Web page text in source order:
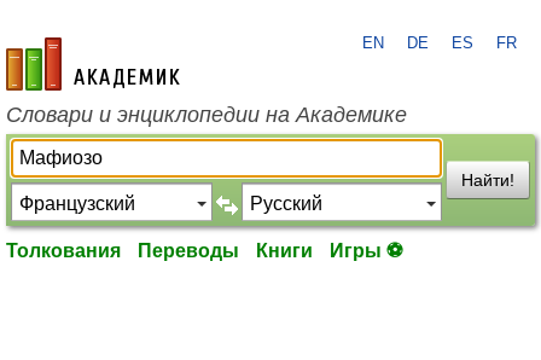
academic.ru
EN DE ES FR
Словари и энциклопедии на Академике
Найти!
Толкования Переводы Книги Игры ⚽